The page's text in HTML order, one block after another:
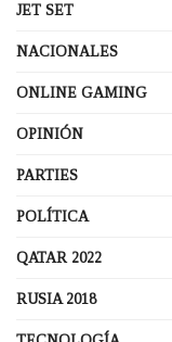
JET SET
NACIONALES
ONLINE GAMING
OPINIÓN
PARTIES
POLÍTICA
QATAR 2022
RUSIA 2018